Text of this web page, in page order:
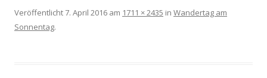
Veröffentlicht 7. April 2016 am 1711 × 2435 in Wandertag am
Sonnentag.